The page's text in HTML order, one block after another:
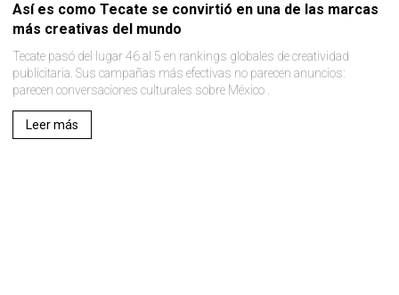
Así es como Tecate se convirtió en una de las marcas
más creativas del mundo
Tecate pasó del lugar 46 al 5 en rankings globales de creatividad
publicitaria. Sus campañas más efectivas no parecen anuncios:
parecen conversaciones culturales sobre México .
Leer más